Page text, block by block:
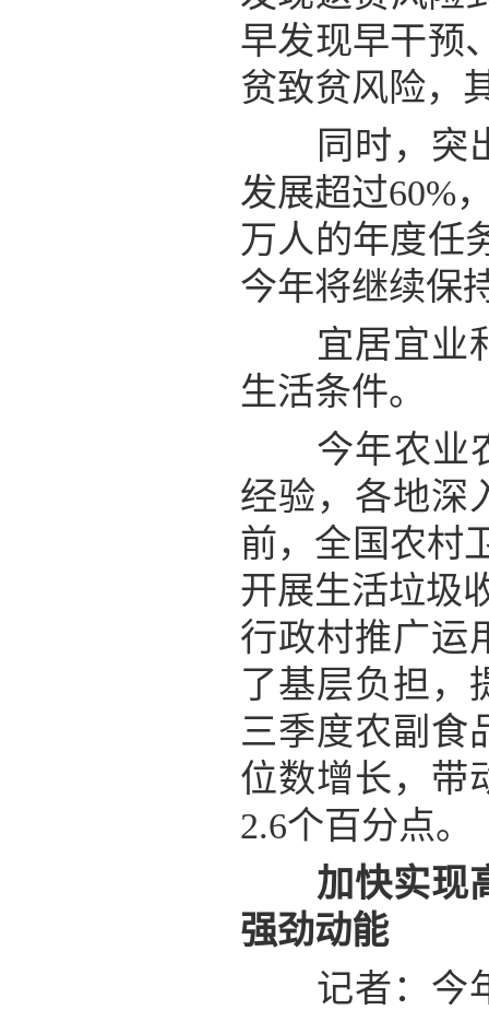
早发现早干预
贫致贫风险，
同时，突出
发展超过60%
万人的年度任
今年将继续保
宜居宜业和
生活条件。
今年农业农
经验，各地深
前，全国农村
开展生活垃圾
行政村推广运
了基层负担，
三季度农副食
位数增长，带
2.6个百分点。
加快实现
强劲动能
记者：今年